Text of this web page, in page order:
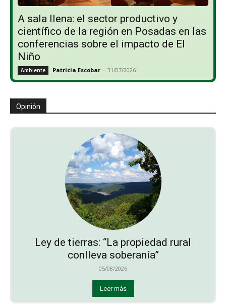
A sala llena: el sector productivo y
científico de la región en Posadas en las
conferencias sobre el impacto de El
Niño
Ambiente Patricia Escobar - 31/07/2026
Opinión
Ley de tierras: “La propiedad rural
conlleva soberanía”
05/08/2026
Leer más